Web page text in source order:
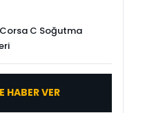
C Soğutma
HABER VER